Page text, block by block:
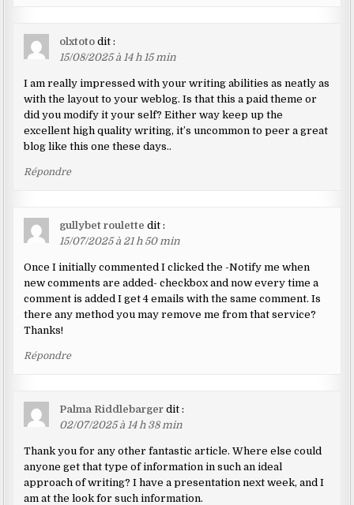
olxtoto dit :
15/08/2025 à 14 h 15 min
I am really impressed with your writing abilities as neatly as
with the layout to your weblog. Is that this a paid theme or
did you modify it your self? Either way keep up the
excellent high quality writing, it’s uncommon to peer a great
blog like this one these days..
Répondre
gullybet roulette dit :
15/07/2025 à 21 h 50 min
Once I initially commented I clicked the -Notify me when
new comments are added- checkbox and now every time a
comment is added I get 4 emails with the same comment. Is
there any method you may remove me from that service?
Thanks!
Répondre
Palma Riddlebarger dit :
02/07/2025 à 14 h 38 min
Thank you for any other fantastic article. Where else could
anyone get that type of information in such an ideal
approach of writing? I have a presentation next week, and I
am at the look for such information.